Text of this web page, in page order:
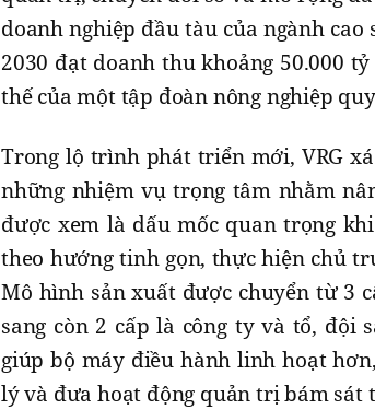
doanh nghiệp đầu tàu của ngành cao
2030 đạt doanh thu khoảng 50.000
thế của một tập đoàn nông nghiệp
Trong lộ trình phát triển mới, VRG
những nhiệm vụ trọng tâm nhằm
được xem là dấu mốc quan trọng
theo hướng tinh gọn, thực hiện chủ
Mô hình sản xuất được chuyển từ 3
sang còn 2 cấp là công ty và tổ, đội
giúp bộ máy điều hành linh hoạt
lý và đưa hoạt động quản trị bám sát